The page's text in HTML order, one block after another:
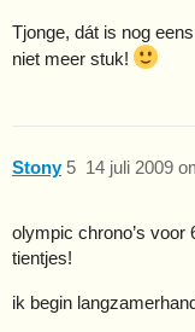
Tjonge, dát is nog
niet meer stuk!
Stony 14 juli 2009
5
olympic chrono’s voor
tientjes!
ik begin